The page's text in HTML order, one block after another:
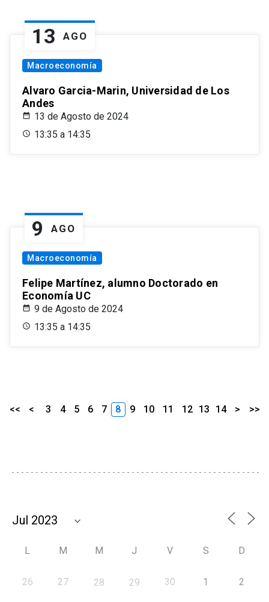
13 AGO
Macroeconomía
Alvaro Garcia-Marin, Universidad de Los
Andes
13 de Agosto de 2024
13:35 a 14:35
9 AGO
Macroeconomía
Felipe Martínez, alumno Doctorado en
Economía UC
9 de Agosto de 2024
13:35 a 14:35
<< < 3 4 5 6 7 8 9 10 11 12 13 14 > >>
L M M J V S D
26 27 28 29 30 1 2